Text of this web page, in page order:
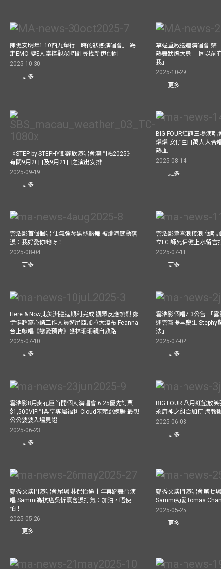
陳健安明年1.10西九舉行「時的狀態演唱會」 踢
走EMO 變E人掌控觀眾時間 尋找新伊甸園
2025-10-30
更多
草蜢重啟巡迴演唱會 蔡
熱舞狀態大勇 「同以前
我」
2025-10-29
更多
《STEP by STEPHY鄧麗欣演唱會澳門站2025》-
有關9月20日及9月21日之演出安排
2025-09-19
更多
BIG FOUR紅館三場演
熠熠 安仔生日萬人大合
熱血
2025-08-14
更多
雲浩影首個個唱 仙氣彈琴黑絲熱舞 被燈海感動落
淚：我好愛你哋呀！
2025-08-04
更多
雲浩影驚喜浪接浪 個唱
立FC 師兄伊健上水留言
2025-07-11
更多
Here & Now北美洲巡迴順利完成 觀眾反應熱烈 鄭
伊健超窩心請工作人員遊尼亞加拉大瀑布 Feanna
台上獻唱《戀愛預告》獲林珊珊親自教路
2025-07-10
更多
雲浩影個唱7.3公售 「
迷雲黨提早慶生 Stephy
法」
2025-07-02
更多
雲浩影8月麥花臣首開個人演唱會 6.25優先訂票
$1,500VIP門票享專屬福利 Cloud笨豬跳練膽 最想
公公婆婆入場見證
2025-06-23
更多
BIG FOUR 八月紅館放
永康神之組合加持 海報
2025-06-03
更多
鄭秀文澳門演唱會尾場 林保怡逾十年再踏舞台演
唱 Sammi為抗癌吳忻熹含淚打氣：加油，唔使
怕！
2025-05-26
更多
鄭秀文澳門演唱會第七
Sammi勁愛Tomas
2025-05-25
更多